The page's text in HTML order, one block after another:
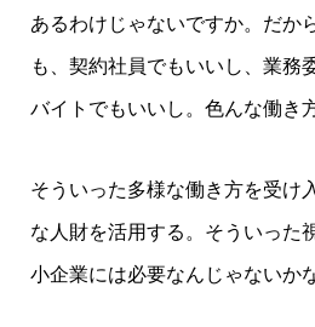
あるわけじゃないですか。だか
も、契約社員でもいいし、業務
バイトでもいいし。色んな働き
そういった多様な働き方を受け
な人財を活用する。そういった
小企業には必要なんじゃないか